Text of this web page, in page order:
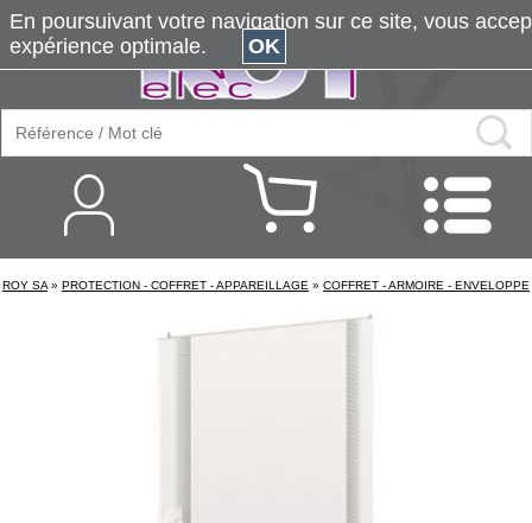
ROY SA » PROTECTION - COFFRET - APPAREILLAGE » COFFRET - ARMOIRE - ENVELOPPE
En poursuivant votre navigation sur ce site, vous
expérience optimale.
OK